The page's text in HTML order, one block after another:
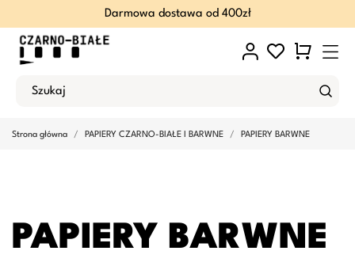
Darmowa dostawa od 400zł
Strona główna PAPIERY CZARNO-BIAŁE I BARWNE PAPIERY BARWNE
PAPIERY BARWNE